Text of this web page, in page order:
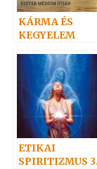
KÁRMA ÉS
KEGYELEM
ETIKAI
SPIRITIZMUS 3.